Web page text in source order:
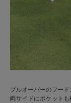
プルオーバーのフード
両サイドにポケット